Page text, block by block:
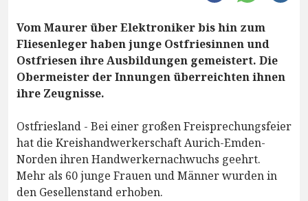
Vom Maurer über Elektroniker bis hin zum
Fliesenleger haben junge Ostfriesinnen und
Ostfriesen ihre Ausbildungen gemeistert. Die
Obermeister der Innungen überreichten ihnen
ihre Zeugnisse.
Ostfriesland - Bei einer großen Freisprechungsfeier
hat die Kreishandwerkerschaft Aurich-Emden-
Norden ihren Handwerkernachwuchs geehrt.
Mehr als 60 junge Frauen und Männer wurden in
den Gesellenstand erhoben.